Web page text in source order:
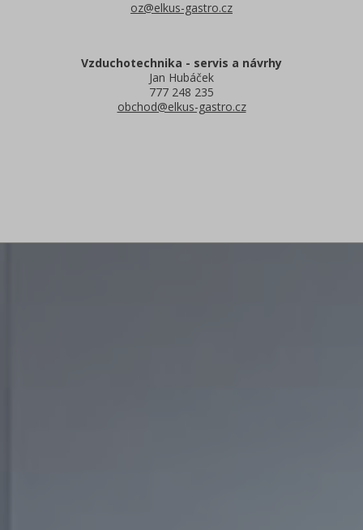
oz@elkus-gastro.cz
Vzduchotechnika - servis a návrhy
Jan Hubáček
777 248 235
obchod@elkus-gastro.cz